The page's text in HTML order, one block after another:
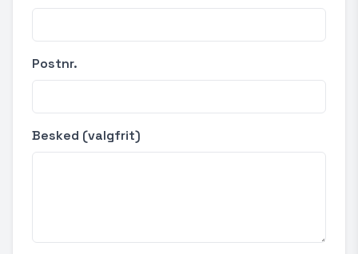
Postnr.
Besked (valgfrit)